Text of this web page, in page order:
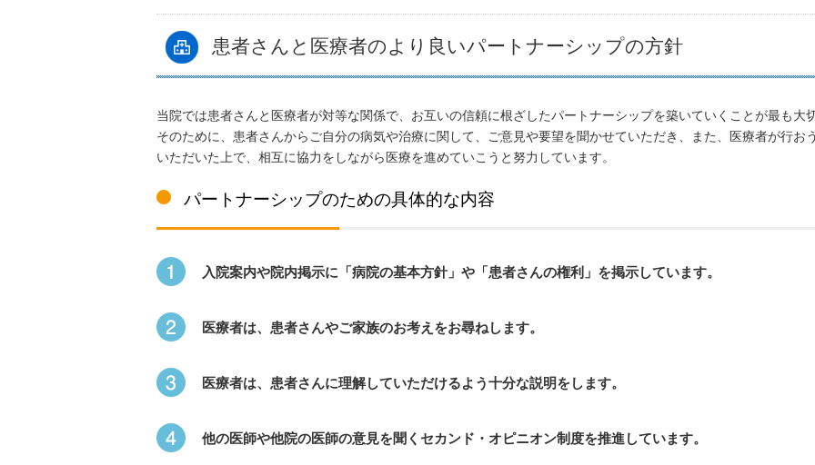
患者さんと医療者のより良いパートナーシップの方針
当院では患者さんと医療者が対等な関係で、お互いの信頼に根ざしたパートナーシップを築いていくことが最も大
そのために、患者さんからご自分の病気や治療に関して、ご意見や要望を聞かせていただき、また、医療者が行お
いただいた上で、相互に協力をしながら医療を進めていこうと努力しています。
パートナーシップのための具体的な内容
入院案内や院内掲示に「病院の基本方針」や「患者さんの権利」を掲示しています。
医療者は、患者さんやご家族のお考えをお尋ねします。
医療者は、患者さんに理解していただけるよう十分な説明をします。
他の医師や他院の医師の意見を聞くセカンド・オピニオン制度を推進しています。